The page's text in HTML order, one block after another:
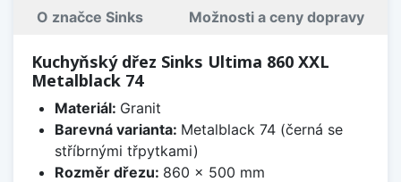
O značce Sinks Možnosti a ceny dopravy
Kuchyňský dřez Sinks Ultima 860 XXL
Metalblack 74
Materiál: Granit
Barevná varianta: Metalblack 74 (černá se
stříbrnými třpytkami)
Rozměr dřezu: 860 x 500 mm